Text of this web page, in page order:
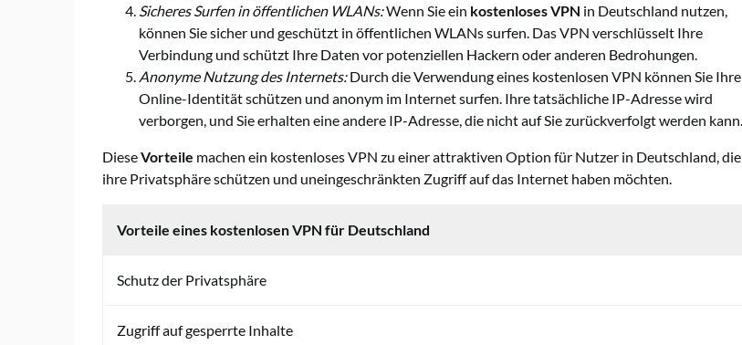
Sicheres Surfen in öffentlichen WLANs:Wenn Sie ein kostenloses VPN in Deutschland nutzen,
können Sie sicher und geschützt in öffentlichen WLANs surfen. Das VPN verschlüsselt Ihre
Verbindung und schützt Ihre Daten vor potenziellen Hackern oder anderen Bedrohungen.
Anonyme Nutzung des Internets:Durch die Verwendung eines kostenlosen VPN können Sie Ihre
Online-Identität schützen und anonym im Internet surfen. Ihre tatsächliche IP-Adresse wird
verborgen, und Sie erhalten eine andere IP-Adresse, die nicht auf Sie zurückverfolgt werden kann.
DieseVorteile machen ein kostenloses VPN zu einer attraktiven Option für Nutzer in Deutschland, die
ihre Privatsphäre schützen und uneingeschränkten Zugriff auf das Internet haben möchten.
Vorteile eines kostenlosen VPN für Deutschland
Schutz der Privatsphäre
Zugriff auf gesperrte Inhalte